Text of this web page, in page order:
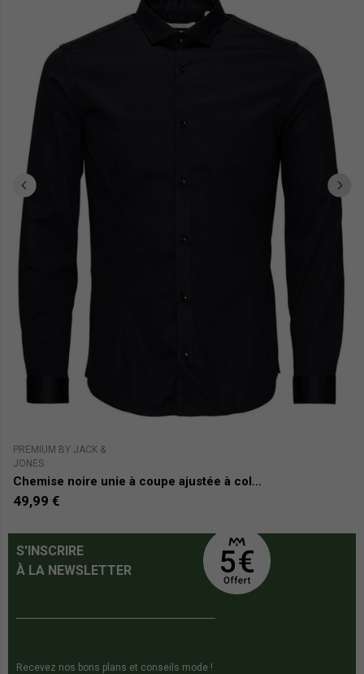
PREMIUM BY JACK &
JONES
Chemise noire unie à coupe ajustée à col...
49,99 €
S'INSCRIRE
À LA NEWSLETTER
Recevez nos bons plans et conseils mode !